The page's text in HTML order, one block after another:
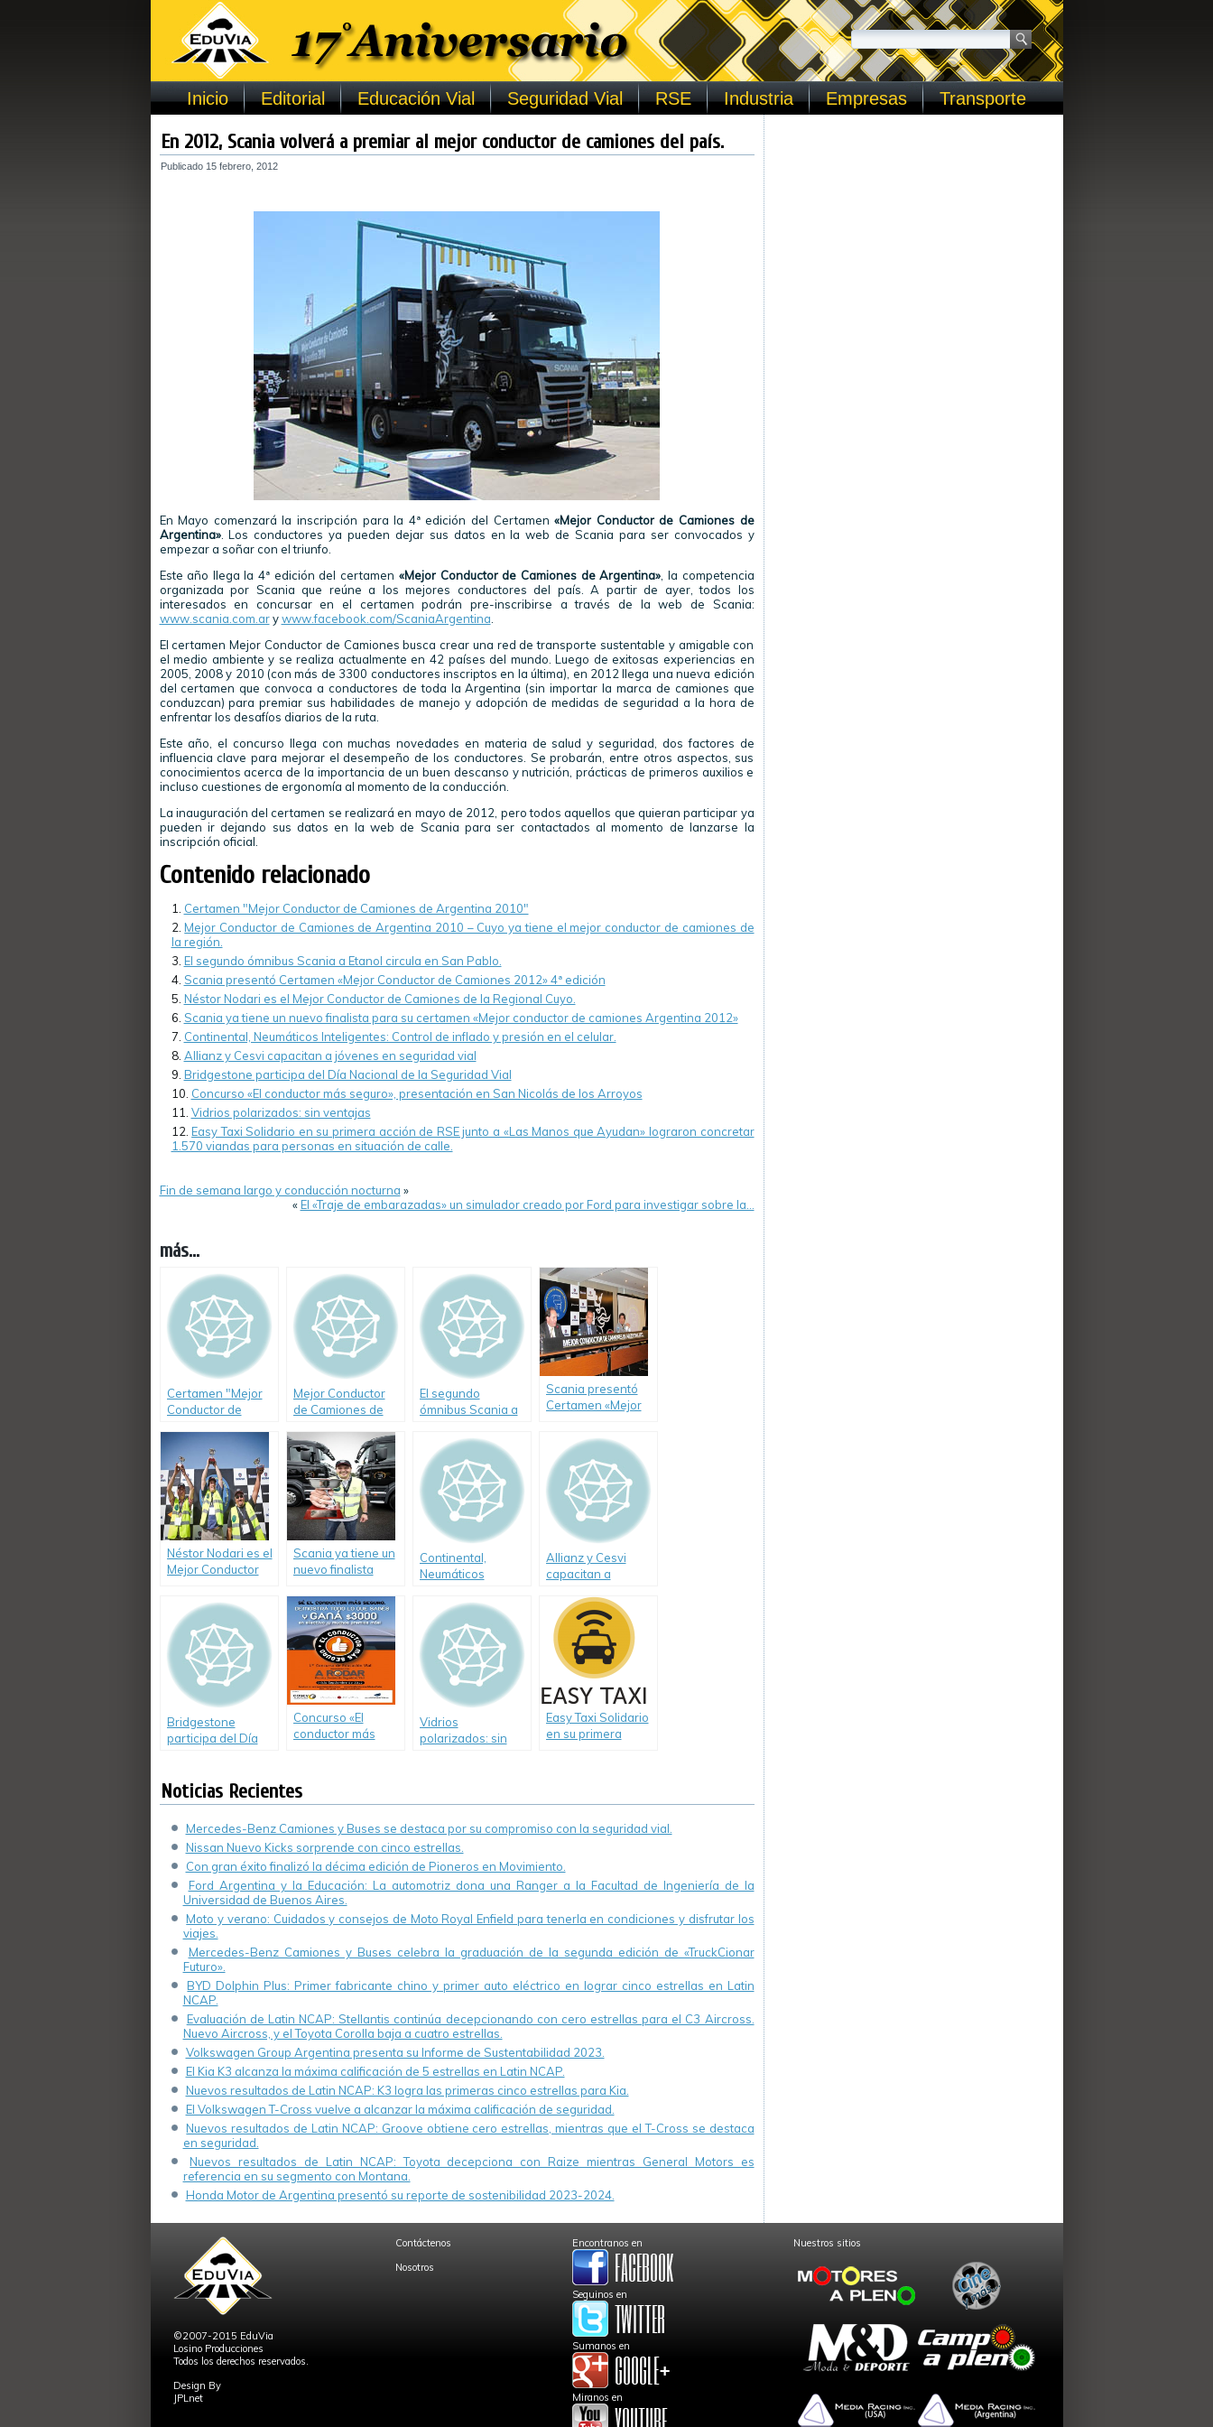
Inicio Editorial Educación Vial Seguridad Vial RSE Industria Empresas Transporte
En 2012, Scania volverá a premiar al mejor conductor de camiones del país.
Publicado 15 febrero, 2012
En Mayo comenzará la inscripción para la 4ª edición del Certamen«Mejor Conductor de Camiones de
Argentina». Los conductores ya pueden dejar sus datos en la web de Scania para ser convocados y
empezar a soñar con el triunfo.
Este año llega la 4ª edición del certamen «Mejor Conductor de Camiones de Argentina» , la competencia
organizada por Scania que reúne a los mejores conductores del país. A partir de ayer, todos los
interesados en concursar en el certamen podrán pre-inscribirse a través de la web de Scania:
www.scania.com.arywww.facebook.com/ScaniaArgentina
El certamen Mejor Conductor de Camiones busca crear una red de transporte sustentable y amigable con
el medio ambiente y se realiza actualmente en 42 países del mundo. Luego de exitosas experiencias en
2005, 2008 y 2010 (con más de 3300 conductores inscriptos en la última), en 2012 llega una nueva edición
del certamen que convoca a conductores de toda la Argentina (sin importar la marca de camiones que
conduzcan) para premiar sus habilidades de manejo y adopción de medidas de seguridad a la hora de
enfrentar los desafíos diarios de la ruta.
Este año, el concurso llega con muchas novedades en materia de salud y seguridad, dos factores de
influencia clave para mejorar el desempeño de los conductores. Se probarán, entre otros aspectos, sus
conocimientos acerca de la importancia de un buen descanso y nutrición, prácticas de primeros auxilios e
incluso cuestiones de ergonomía al momento de la conducción.
La inauguración del certamen se realizará en mayo de 2012, pero todos aquellos que quieran participar ya
pueden ir dejando sus datos en la web de Scania para ser contactados al momento de lanzarse la
inscripción oficial.
Contenido relacionado
Certamen "Mejor Conductor de Camiones de Argentina 2010"
Mejor Conductor de Camiones de Argentina 2010 – Cuyo ya tiene el mejor conductor de camiones de
la región.
El segundo ómnibus Scania a Etanol circula en San Pablo.
Scania presentó Certamen «Mejor Conductor de Camiones 2012» 4ª edición
Néstor Nodari es el Mejor Conductor de Camiones de la Regional Cuyo.
Scania ya tiene un nuevo finalista para su certamen «Mejor conductor de camiones Argentina 2012»
Continental, Neumáticos Inteligentes: Control de inflado y presión en el celular.
Allianz y Cesvi capacitan a jóvenes en seguridad vial
Bridgestone participa del Día Nacional de la Seguridad Vial
Concurso «El conductor más seguro», presentación en San Nicolás de los Arroyos
Vidrios polarizados: sin ventajas
Easy Taxi Solidario en su primera acción de RSE junto a «Las Manos que Ayudan» lograron concretar
1.570 viandas para personas en situación de calle.
Fin de semana largo y conducción nocturna »
«El «Traje de embarazadas» un simulador creado por Ford para investigar sobre la…
más...
Certamen "Mejor
Conductor de
Argentina 2010"
Mejor Conductor
de Camiones de
Cuyo ya tiene el
mejor conductor de
camiones de la
región.
El segundo
ómnibus Scania a
San Pablo.
Scania presentó
Certamen «Mejor
Camiones 2012» 4ª
edición
Néstor Nodari es el
Mejor Conductor
Regional Cuyo.
Scania ya tiene un
nuevo finalista
«Mejor conductor
de camiones
Argentina 2012»
Continental,
Neumáticos
Control de inflado y
presión en el
celular.
Allianz y Cesvi
capacitan a
seguridad vial
Bridgestone
participa del Día
Concurso «El
conductor más
Arroyos
Vidrios
polarizados: sin
Easy Taxi Solidario
en su primera
personas en
Noticias Recientes
Mercedes-Benz Camiones y Buses se destaca por su compromiso con la seguridad vial.
Nissan Nuevo Kicks sorprende con cinco estrellas.
Con gran éxito finalizó la décima edición de Pioneros en Movimiento.
Ford Argentina y la Educación: La automotriz dona una Ranger a la Facultad de Ingeniería de la
Universidad de Buenos Aires.
Moto y verano: Cuidados y consejos de Moto Royal Enfield para tenerla en condiciones y disfrutar los
viajes.
Mercedes-Benz Camiones y Buses celebra la graduación de la segunda edición de «TruckCionar
Futuro».
BYD Dolphin Plus: Primer fabricante chino y primer auto eléctrico en lograr cinco estrellas en Latin
NCAP.
Evaluación de Latin NCAP: Stellantis continúa decepcionando con cero estrellas para el C3 Aircross.
Nuevo Aircross, y el Toyota Corolla baja a cuatro estrellas.
Volkswagen Group Argentina presenta su Informe de Sustentabilidad 2023.
El Kia K3 alcanza la máxima calificación de 5 estrellas en Latin NCAP.
Nuevos resultados de Latin NCAP: K3 logra las primeras cinco estrellas para Kia.
El Volkswagen T-Cross vuelve a alcanzar la máxima calificación de seguridad.
Nuevos resultados de Latin NCAP: Groove obtiene cero estrellas, mientras que el T-Cross se destaca
en seguridad.
Nuevos resultados de Latin NCAP: Toyota decepciona con Raize mientras General Motors es
referencia en su segmento con Montana.
Honda Motor de Argentina presentó su reporte de sostenibilidad 2023-2024.
©2007-2015 EduVia
Losino Producciones
Todos los derechos reservados.
Design By
JPLnet
Contáctenos
Nosotros
Encontranos en
Seguinos en
Sumanos en
Miranos en
Nuestros sitios